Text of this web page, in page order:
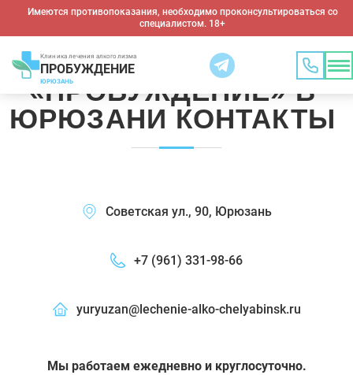
Имеются противопоказания, необходимо проконсультироваться со
специалистом. 18+
Клиника лечения алкоголизма
ПРОБУЖДЕНИЕ
ЮРЮЗАНЬ
КЛИНИКА ЛЕЧЕНИЯ
АЛКОГОЛИЗМА
«ПРОБУЖДЕНИЕ» В
ЮРЮЗАНИ КОНТАКТЫ
Советская ул., 90, Юрюзань
+7 (961) 331-98-66
yuryuzan@lechenie-alko-chelyabinsk.ru
Мы работаем ежедневно и круглосуточно.